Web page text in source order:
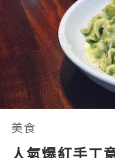
美食
人氣爆紅手工